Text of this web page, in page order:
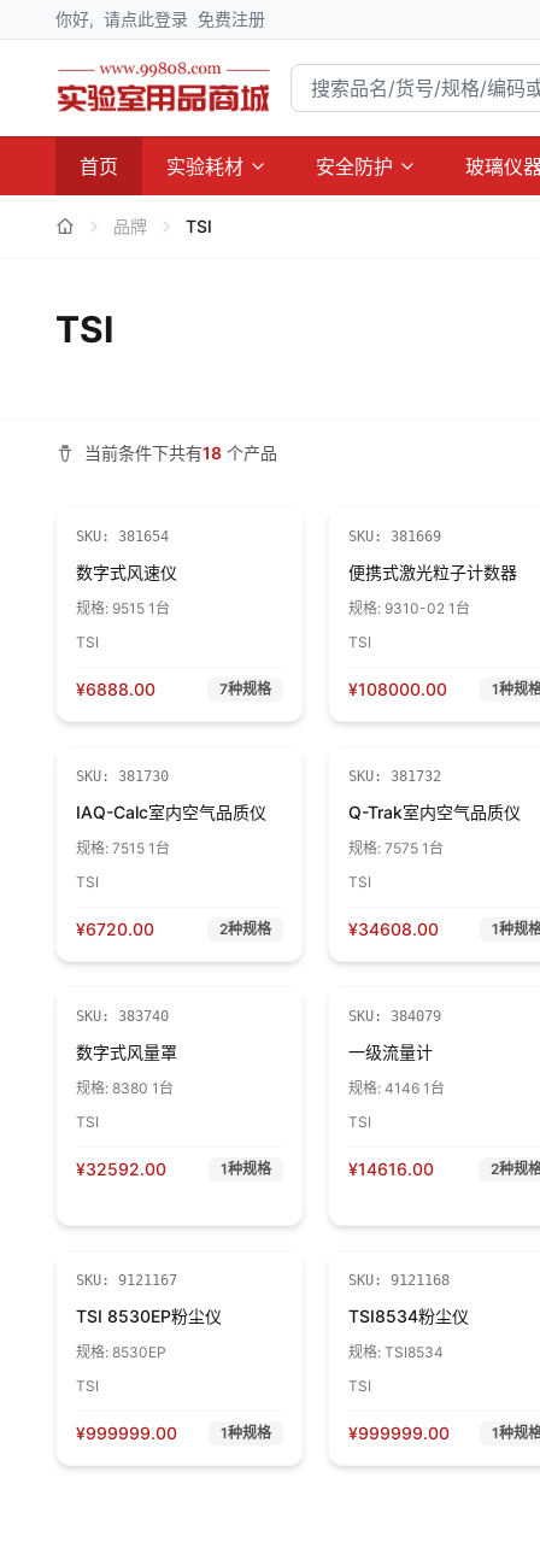
你好, 请点此登录 免费注册
首页 实验耗材 安全防护 玻璃仪
品牌 TSI
TSI
当前条件下共有18 个产品
SKU: 381654
数字式风速仪
规格: 9515 1台
TSI
¥6888.00 7种规格
SKU: 381669
便携式激光粒子计数器
规格: 9310-02 1台
TSI
¥108000.00 1种规
SKU: 381730
IAQ-Calc室内空气品质仪
规格: 7515 1台
TSI
¥6720.00 2种规格
SKU: 381732
Q-Trak室内空气品质仪
规格: 7575 1台
TSI
¥34608.00 1种规
SKU: 383740
数字式风量罩
规格: 8380 1台
TSI
¥32592.00 1种规格
SKU: 384079
一级流量计
规格: 4146 1台
TSI
¥14616.00 2种规
第三方
SKU: 9121167
TSI 8530EP粉尘仪
规格: 8530EP
TSI
¥999999.00 1种规格
第
SKU: 9121168
TSI8534粉尘仪
规格: TSI8534
TSI
¥999999.00 1种规